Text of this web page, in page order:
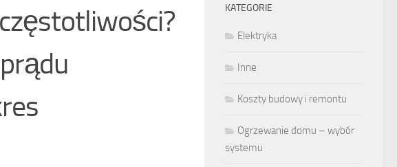
KATEGORIE
Elektryka
Inne
Koszty budowy i remontu
Ogrzewanie domu – wybór
systemu